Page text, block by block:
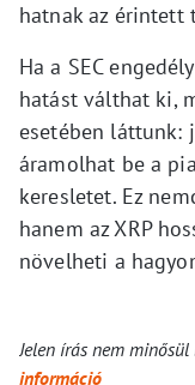
hatnak az érintett
Ha a SEC
hatást válthat ki,
esetében láttunk:
áramolhat be a
keresletet. Ez
hanem az XRP
növelheti a
Jelen írás nem
információ